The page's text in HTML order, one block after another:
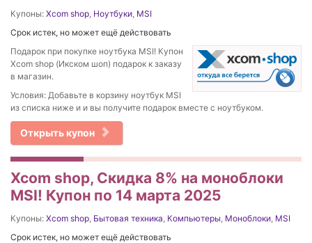
Купоны: Xcom shop Ноутбуки MSI
Срок истек, но может ещё действовать
Подарок при покупке ноутбука MSI! Купон
Xcom shop (Икском шоп) подарок к заказу
в магазин.
Условия: Добавьте в корзину ноутбук MSI
из списка ниже и и вы получите подарок вместе с ноутбуком.
Открыть купон
Xcom shop, Скидка 8% на моноблоки
MSI! Купон по 14 марта 2025
Купоны: Xcom shop Бытовая техника Компьютеры Моноблоки MSI
Срок истек, но может ещё действовать